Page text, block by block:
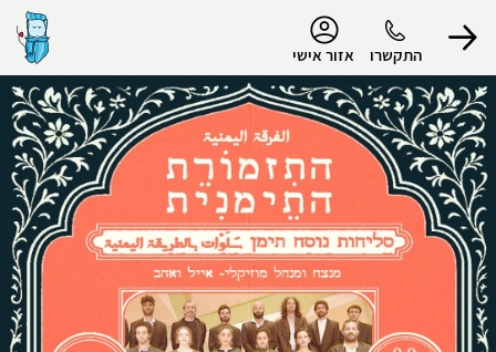
התקשרו אזור אישי
הפרופיל שלי
התנתק